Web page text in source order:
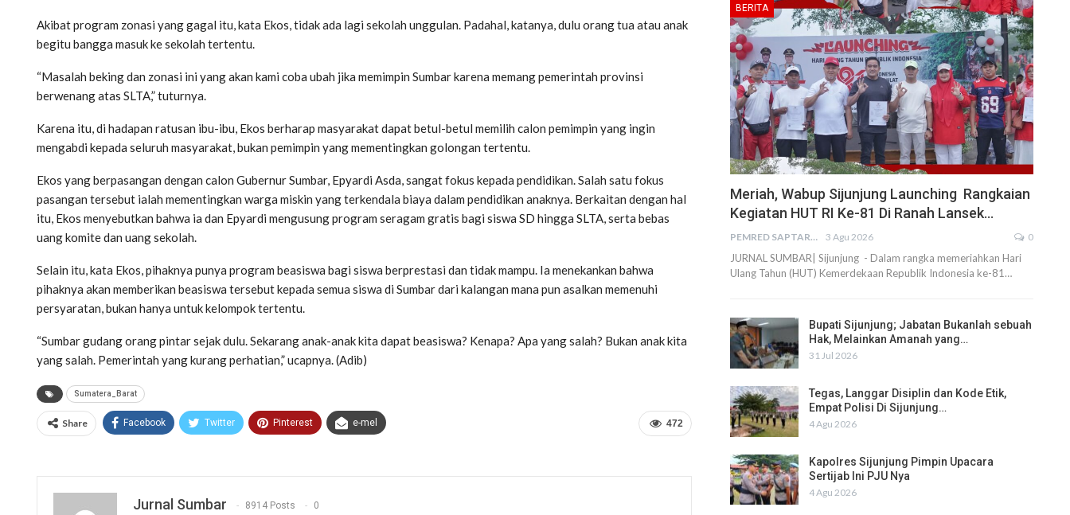
Akibat program zonasi yang gagal itu, kata Ekos, tidak ada lagi sekolah unggulan. Padahal, katanya, dulu orang tua atau anak
begitu bangga masuk ke sekolah tertentu.
“Masalah beking dan zonasi ini yang akan kami coba ubah jika memimpin Sumbar karena memang pemerintah provinsi
berwenang atas SLTA,” tuturnya.
Karena itu, di hadapan ratusan ibu-ibu, Ekos berharap masyarakat dapat betul-betul memilih calon pemimpin yang ingin
mengabdi kepada seluruh masyarakat, bukan pemimpin yang mementingkan golongan tertentu.
Ekos yang berpasangan dengan calon Gubernur Sumbar, Epyardi Asda, sangat fokus kepada pendidikan. Salah satu fokus
pasangan tersebut ialah mementingkan warga miskin yang terkendala biaya dalam pendidikan anaknya. Berkaitan dengan hal
itu, Ekos menyebutkan bahwa ia dan Epyardi mengusung program seragam gratis bagi siswa SD hingga SLTA, serta bebas
uang komite dan uang sekolah.
Selain itu, kata Ekos, pihaknya punya program beasiswa bagi siswa berprestasi dan tidak mampu. Ia menekankan bahwa
pihaknya akan memberikan beasiswa tersebut kepada semua siswa di Sumbar dari kalangan mana pun asalkan memenuhi
persyaratan, bukan hanya untuk kelompok tertentu.
“Sumbar gudang orang pintar sejak dulu. Sekarang anak-anak kita dapat beasiswa? Kenapa? Apa yang salah? Bukan anak kita
yang salah. Pemerintah yang kurang perhatian,” ucapnya. (Adib)
Sumatera_Barat
472
Share Facebook Twitter Pinterest e-mel
Jurnal Sumbar 8914 Posts 0
BERITA
Meriah, Wabup Sijunjung Launching Rangkaian
Kegiatan HUT RI Ke-81 Di Ranah Lansek…
PEMRED SAPTARIUS 3 Agu 2026 0
JURNAL SUMBAR| Sijunjung - Dalam rangka memeriahkan Hari
Ulang Tahun (HUT) Kemerdekaan Republik Indonesia ke-81…
Bupati Sijunjung; Jabatan Bukanlah sebuah
Hak, Melainkan Amanah yang…
31 Jul 2026
Tegas, Langgar Disiplin dan Kode Etik,
Empat Polisi Di Sijunjung…
4 Agu 2026
Kapolres Sijunjung Pimpin Upacara
Sertijab Ini PJU Nya
4 Agu 2026